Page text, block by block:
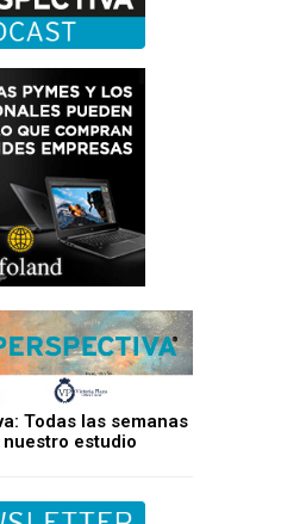
Todas las semanas
estudio